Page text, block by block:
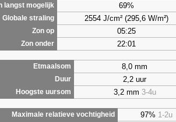
langst mogelijk 69%
Globale straling 2554 J/cm² (295,6 W/m²)
Zon op 05:25
Zon onder 22:01
Etmaalsom 8,0 mm
Duur 2,2 uur
Hoogste uursom 3,2 mm 3-4u
Maximale relatieve vochtigheid 97% 1-2u